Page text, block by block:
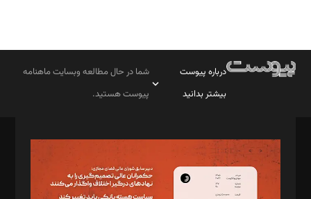
درباره پیوست
بیشتر بدانید
شما در حال مطالعه وبسایت ماهنامه
پیوست هستید.
مدیر مسئول: محمدباقر اثنی‌عشری
سردبیر: مهرک محمودی
دبیر تحریریه: میثم قاسمی